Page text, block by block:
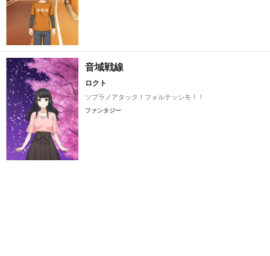
音域戦線
ロクト
ソプラノアタック！フォルテッシモ！！
ファンタジー